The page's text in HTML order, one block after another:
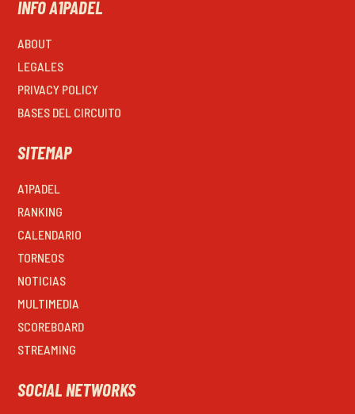
INFO A1PADEL
ABOUT
LEGALES
PRIVACY POLICY
BASES DEL CIRCUITO
SITEMAP
A1PADEL
RANKING
CALENDARIO
TORNEOS
NOTICIAS
MULTIMEDIA
SCOREBOARD
STREAMING
SOCIAL NETWORKS